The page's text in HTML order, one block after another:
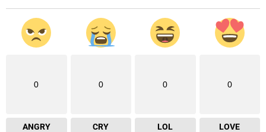
0
ANGRY
0
CRY
0
LOL
0
LOVE